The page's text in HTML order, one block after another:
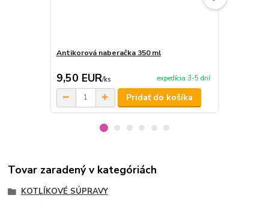
Antikorová naberačka 350 ml
9,50 EUR/ks expedícia 3-5 dní
Pridať do košíka
Tovar zaradený v kategóriách
KOTLÍKOVÉ SÚPRAVY